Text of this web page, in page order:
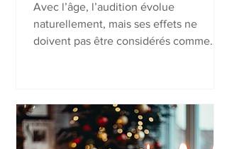
Avec l’âge, l’audition évolue
naturellement, mais ses effets ne
doivent pas être considérés comme
élevé sont autant de signaux à ne pas
négliger. En 2026, prendre soin de son
audition est essentiel pour préserver